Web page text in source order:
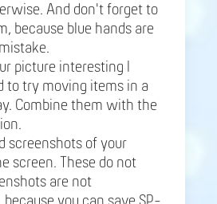
And don't forget to
because blue hands are
picture interesting I
to try moving items in a
Combine them with the
screenshots of your
screen. These do not
are not